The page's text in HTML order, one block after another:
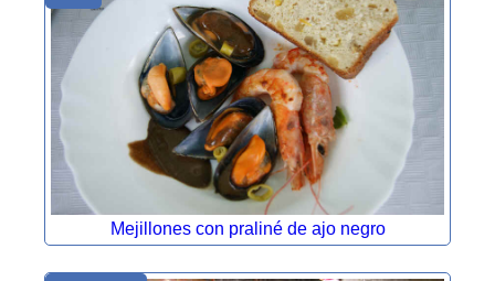
Mejillones con praliné de ajo negro